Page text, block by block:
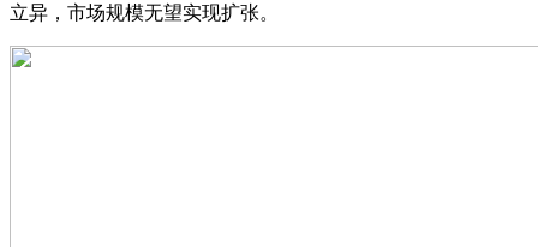
立异，市场规模无望实现扩张。